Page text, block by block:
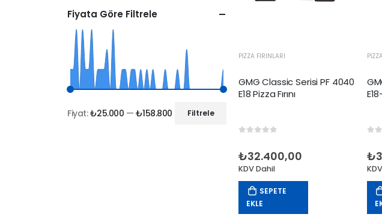
PIZZA FIRINLARI
GMG Classic Serisi PF 4040
E18 Pizza Fırını
₺32.400,00
KDV Dahil
SEPETE
EKLE
₺
Fiyata Göre Filtrele
Filtrele
Fiyat:₺25.000 — ₺158.800